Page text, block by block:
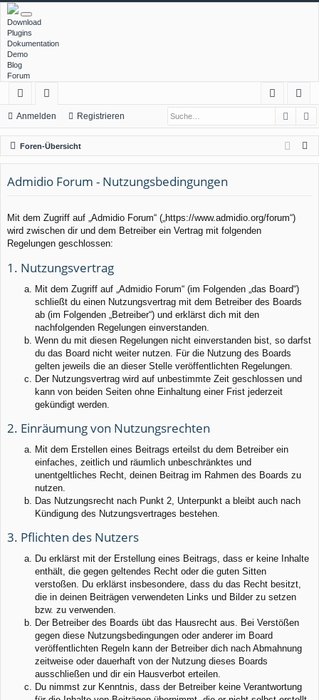
Download
Plugins
Dokumentation
Demo
Blog
Forum
ch
ne
llz
ug
f
or
en
m
el
ist
rie
Anmelden Registrieren
Foren-Übersicht
Admidio Forum - Nutzungsbedingungen
Mit dem Zugriff auf „Admidio Forum“ („https://www.admidio.org/forum“)
wird zwischen dir und dem Betreiber ein Vertrag mit folgenden
Regelungen geschlossen:
1. Nutzungsvertrag
Mit dem Zugriff auf „Admidio Forum“ (im Folgenden „das Board“)
schließt du einen Nutzungsvertrag mit dem Betreiber des Boards
ab (im Folgenden „Betreiber“) und erklärst dich mit den
nachfolgenden Regelungen einverstanden.
Wenn du mit diesen Regelungen nicht einverstanden bist, so darfst
du das Board nicht weiter nutzen. Für die Nutzung des Boards
gelten jeweils die an dieser Stelle veröffentlichten Regelungen.
Der Nutzungsvertrag wird auf unbestimmte Zeit geschlossen und
kann von beiden Seiten ohne Einhaltung einer Frist jederzeit
gekündigt werden.
2. Einräumung von Nutzungsrechten
Mit dem Erstellen eines Beitrags erteilst du dem Betreiber ein
einfaches, zeitlich und räumlich unbeschränktes und
unentgeltliches Recht, deinen Beitrag im Rahmen des Boards zu
nutzen.
Das Nutzungsrecht nach Punkt 2, Unterpunkt a bleibt auch nach
Kündigung des Nutzungsvertrages bestehen.
3. Pflichten des Nutzers
Du erklärst mit der Erstellung eines Beitrags, dass er keine Inhalte
enthält, die gegen geltendes Recht oder die guten Sitten
verstoßen. Du erklärst insbesondere, dass du das Recht besitzt,
die in deinen Beiträgen verwendeten Links und Bilder zu setzen
bzw. zu verwenden.
Der Betreiber des Boards übt das Hausrecht aus. Bei Verstößen
gegen diese Nutzungsbedingungen oder anderer im Board
veröffentlichten Regeln kann der Betreiber dich nach Abmahnung
zeitweise oder dauerhaft von der Nutzung dieses Boards
ausschließen und dir ein Hausverbot erteilen.
Du nimmst zur Kenntnis, dass der Betreiber keine Verantwortung